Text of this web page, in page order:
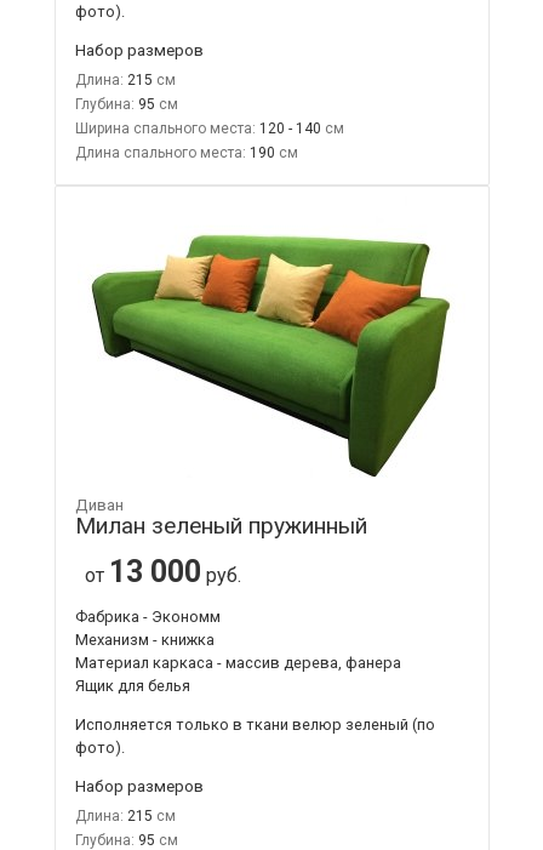
фото).
Набор размеров
Длина: 215
Глубина: 95
Ширина спального места: 120 - 140
Длина спального места: 190
Диван
Милан зеленый пружинный
от 13 000 руб.
Фабрика - Экономм
Механизм - книжка
Материал каркаса - массив дерева, фанера
Ящик для белья
Исполняется только в ткани велюр зеленый (по
фото).
Набор размеров
Длина: 215
Глубина: 95